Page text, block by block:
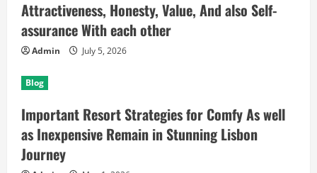
Attractiveness, Honesty, Value, And also Self-
assurance With each other
Admin July 5, 2026
Blog
Important Resort Strategies for Comfy As well
as Inexpensive Remain in Stunning Lisbon
Journey